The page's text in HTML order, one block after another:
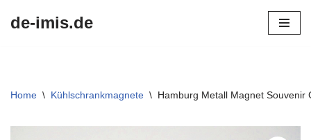
de-imis.de
Home \ Kühlschrankmagnete \ Hamburg Metall Magnet Souvenir